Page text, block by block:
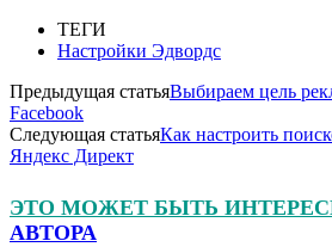
ТЕГИ
Настройки Эдвордс
Предыдущая статьяВыбираем цель
Facebook
Следующая статьяКак настроить
Яндекс Директ
ЭТО МОЖЕТ БЫТЬ
АВТОРА